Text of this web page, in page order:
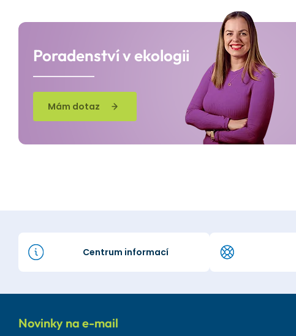
Poradenství v ekologii
Mám dotaz
Centrum informací
Novinky na e-mail